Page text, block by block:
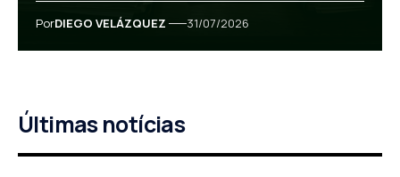
PorDIEGO VELÁZQUEZ 31/07/2026
Últimas notícias